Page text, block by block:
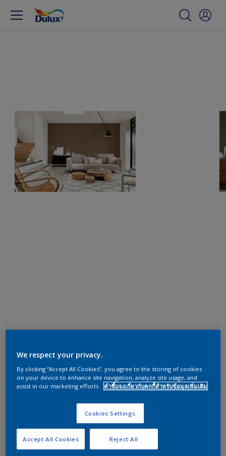
We respect your privacy.
By clicking “Accept All Cookies”, you agree to the storing of cookies
on your device to enhance site navigation, analyze site usage, and
assist in our marketing efforts.
คำชี้แจงเกี่ยวกับคุกกี้สำหรับข้อมูลเพิ่มเติม
Cookies Settings
Reject All
Accept All Cookies